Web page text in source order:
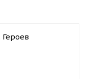
Героев